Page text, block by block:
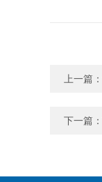
上一篇：
下一篇：